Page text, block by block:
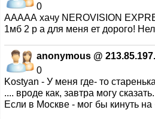
0
ААААА хачу NEROVISION
1мб 2 р а для меня ет дорого!
anonymous @
0
Kostyan - У меня где- то
.... вроде как, завтра могу
Если в Москве - мог бы кинуть на